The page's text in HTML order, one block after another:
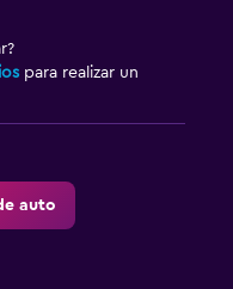
para realizar un
auto